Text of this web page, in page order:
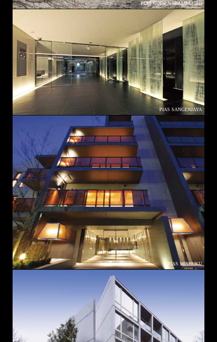
PIAS CODE NAKAMEGURO
PIAS SANGENJAYA
PIAS MISHUKU